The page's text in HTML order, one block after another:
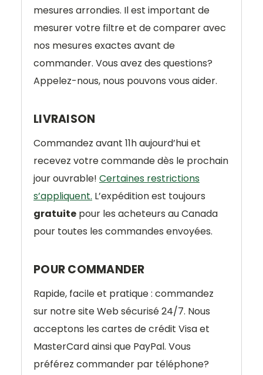
mesures arrondies. Il est important de
mesurer votre filtre et de comparer avec
nos mesures exactes avant de
commander. Vous avez des questions?
Appelez-nous, nous pouvons vous aider.
LIVRAISON
Commandez avant 11h aujourd’hui et
recevez votre commande dès le prochain
jour ouvrable! Certaines restrictions
s’appliquent. L’expédition est toujours
gratuite pour les acheteurs au Canada
pour toutes les commandes envoyées.
POUR COMMANDER
Rapide, facile et pratique : commandez
sur notre site Web sécurisé 24/7. Nous
acceptons les cartes de crédit Visa et
MasterCard ainsi que PayPal. Vous
préférez commander par téléphone?